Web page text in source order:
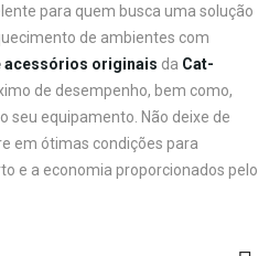
para quem busca uma solução
de ambientes com
acessórios originais da Cat-
de desempenho, bem como,
seu equipamento. Não deixe de
em ótimas condições para
e a economia proporcionados pelo